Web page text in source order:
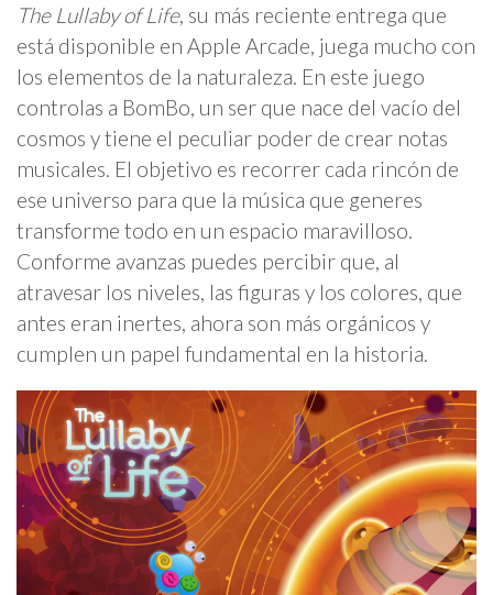
The Lullaby of Life, su más reciente entrega que
está disponible en Apple Arcade, juega mucho con
los elementos de la naturaleza. En este juego
controlas a BomBo, un ser que nace del vacío del
cosmos y tiene el peculiar poder de crear notas
musicales. El objetivo es recorrer cada rincón de
ese universo para que la música que generes
transforme todo en un espacio maravilloso.
Conforme avanzas puedes percibir que, al
atravesar los niveles, las figuras y los colores, que
antes eran inertes, ahora son más orgánicos y
cumplen un papel fundamental en la historia.